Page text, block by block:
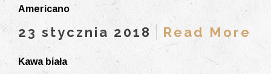
Americano
23 stycznia 2018 Read More
Kawa biała